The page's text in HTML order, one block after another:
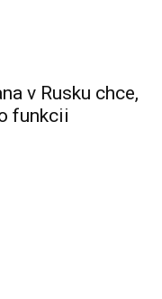
v Rusku chce,
funkcii